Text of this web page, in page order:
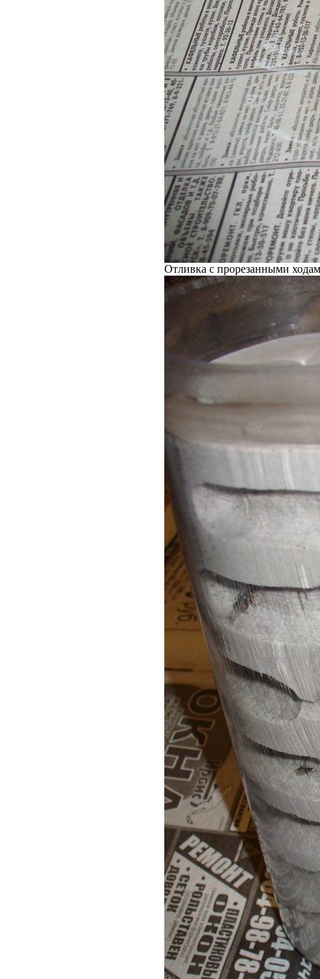
Отливка с прорезанными